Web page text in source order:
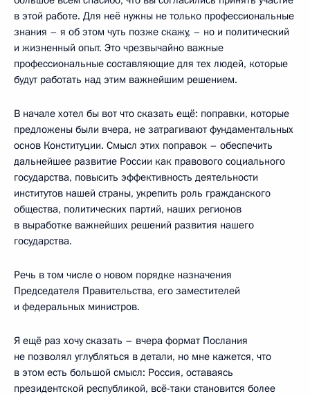
в этой работе. Для неё нужны не только профессиональные
знания – я об этом чуть позже скажу, – но и политический
и жизненный опыт. Это чрезвычайно важные
профессиональные составляющие для тех людей, которые
будут работать над этим важнейшим решением.
В начале хотел бы вот что сказать ещё: поправки, которые
предложены были вчера, не затрагивают фундаментальных
основ Конституции. Смысл этих поправок – обеспечить
дальнейшее развитие России как правового социального
государства, повысить эффективность деятельности
институтов нашей страны, укрепить роль гражданского
общества, политических партий, наших регионов
в выработке важнейших решений развития нашего
государства.
Речь в том числе о новом порядке назначения
Председателя Правительства, его заместителей
и федеральных министров.
Я ещё раз хочу сказать – вчера формат Послания
не позволял углубляться в детали, но мне кажется, что
в этом есть большой смысл: Россия, оставаясь
президентской республикой, всё-таки становится более